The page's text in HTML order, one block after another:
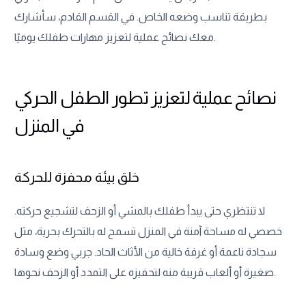
بطريقة تناسب وضعه الخاص. في القسم القادم، سأشارك
معك نصائح عملية لتعزيز مهارات طفلك يوميًا.
نصائح عملية لتعزيز تطور الطفل الحركي
في المنزل
خلق بيئة محفزة للحركة
لا تنتظري حتى يبدأ طفلك بالمشي أو الزحف لتشجيع حركته.
خصصي له مساحة آمنة في المنزل تسمح له بالتحرك بحرية، مثل
سجادة ناعمة أو غرفة خالية من الأثاث الحاد. جربي وضع وسادة
صغيرة أو ألعاب قريبة منه لتحفيزه على التمدد أو الزحف نحوها.